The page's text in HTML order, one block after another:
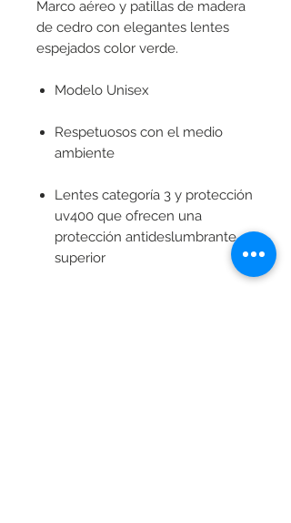
Marco aéreo y patillas de madera
de cedro con elegantes lentes
espejados color verde.
Modelo Unisex
Respetuosos con el medio
ambiente
Lentes categoría 3 y protección
uv400 que ofrecen una
protección antideslumbrante
superior